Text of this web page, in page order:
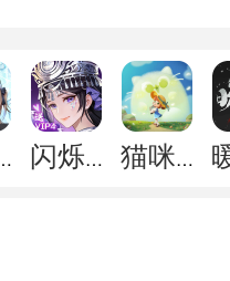
女
闪烁之光猫咪公